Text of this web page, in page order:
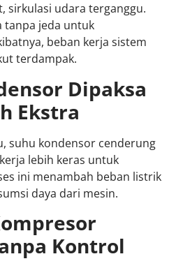
sirkulasi udara terganggu.
tanpa jeda untuk
beban kerja sistem
terdampak.
Dipaksa
Ekstra
suhu kondensor cenderung
lebih keras untuk
ini menambah beban listrik
daya dari mesin.
Kontrol